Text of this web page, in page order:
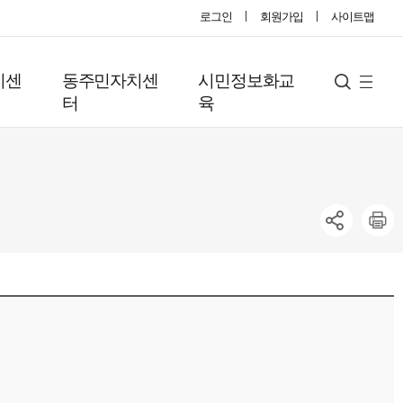
로그인 회원가입 사이트맵
동주민자치센
터
시민정보화교
육
검
사
트